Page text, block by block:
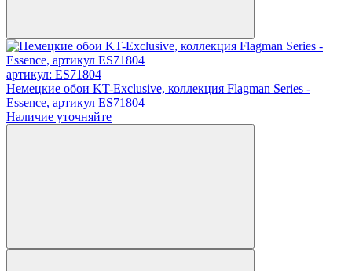
артикул: ES71804
Немецкие обои KT-Exclusive, коллекция Flagman Series -
Essence, артикул ES71804
Наличие уточняйте